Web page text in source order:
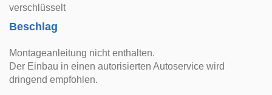
verschlüsselt
Beschlag
Montageanleitung nicht enthalten.
Der Einbau in einen autorisierten Autoservice wird
dringend empfohlen.